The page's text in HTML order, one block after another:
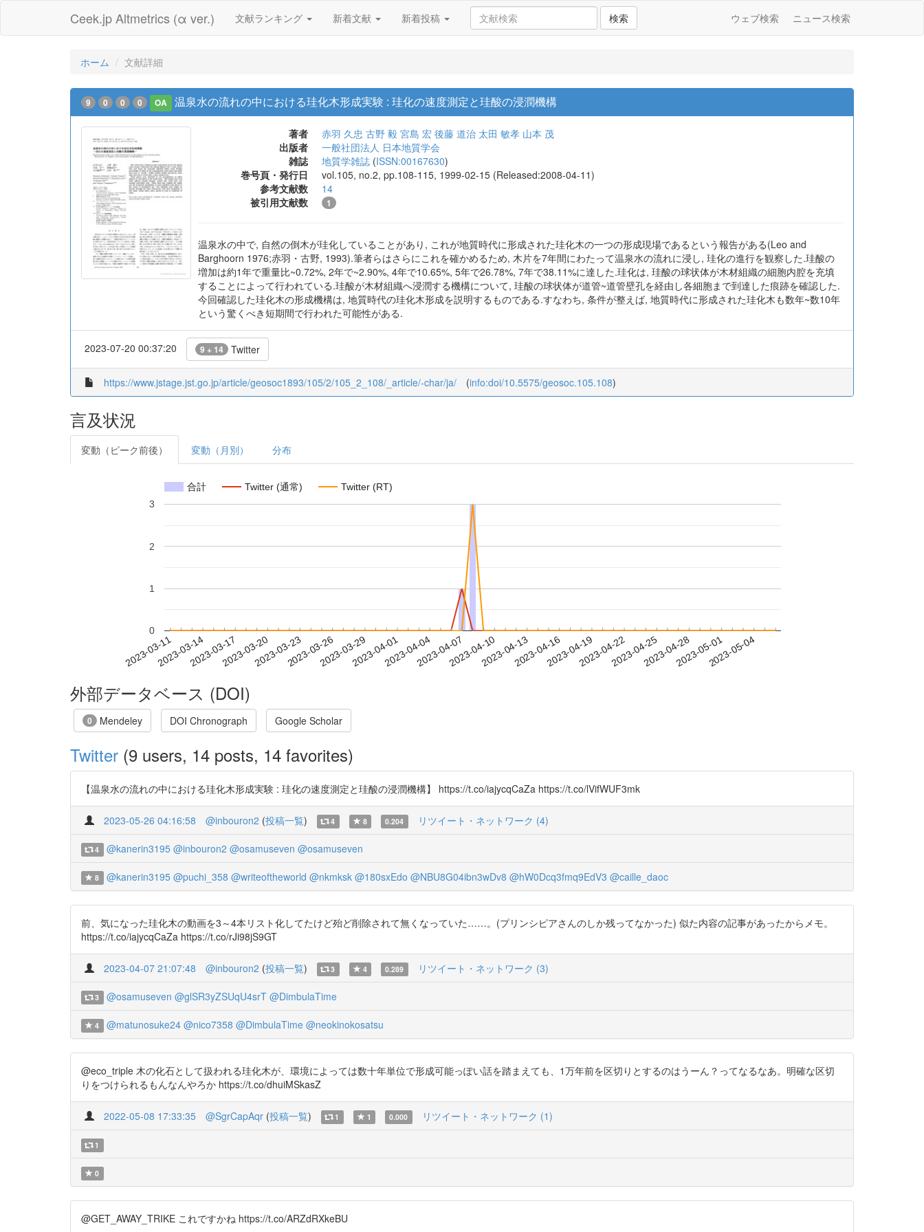
Ceek.jp Altmetrics (α ver.) 文献ランキング 新着文献 新着投稿 検索 ウェブ検索 ニュース検索
ホーム 文献詳細
9 0 0 0 OA 温泉水の流れの中における珪化木形成実験 : 珪化の速度測定と珪酸の浸潤機構
著者 赤羽 久忠 古野 毅 宮島 宏 後藤 道治 太田 敏孝 山本 茂
出版者
一般社団法人 日本地質学会
雑誌
地質学雑誌 (ISSN:00167630)
巻号頁・発行日
vol.105, no.2, pp.108-115, 1999-02-15 (Released:2008-04-11)
参考文献数
14
被引用文献数
1
温泉水の中で, 自然の倒木が珪化していることがあり, これが地質時代に形成された珪化木の一つの形成現場であるという報告がある(Leo and
Barghoorn 1976;赤羽・古野, 1993).筆者らはさらにこれを確かめるため, 木片を7年間にわたって温泉水の流れに浸し, 珪化の進行を観察した.珪酸の
増加は約1年で重量比~0.72%, 2年で~2.90%, 4年で10.65%, 5年で26.78%, 7年で38.11%に達した.珪化は, 珪酸の球状体が木材組織の細胞内腔を充填
することによって行われている.珪酸が木材組織へ浸潤する機構について, 珪酸の球状体が道管~道管壁孔を経由し各細胞まで到達した痕跡を確認した.
今回確認した珪化木の形成機構は, 地質時代の珪化木形成を説明するものである.すなわち, 条件が整えば, 地質時代に形成された珪化木も数年~数10年
という驚くべき短期間で行われた可能性がある.
2023-07-20 00:37:20 9 + 14 Twitter
https://www.jstage.jst.go.jp/article/geosoc1893/105/2/105_2_108/_article/-char/ja/ (info:doi/10.5575/geosoc.105.108)
言及状況
変動（ピーク前後） 変動（月別） 分布
合計 Twitter (通常) Twitter (RT)
2023-03-112023-03-142023-03-172023-03-202023-03-232023-03-262023-03-292023-04-012023-04-042023-04-072023-04-102023-04-132023-04-162023-04-192023-04-222023-04-252023-04-282023-05-012023-05-04
0
1
2
3
外部データベース (DOI)
0 Mendeley DOI Chronograph Google Scholar
Twitter (9 users, 14 posts, 14 favorites)
【温泉水の流れの中における珪化木形成実験 : 珪化の速度測定と珪酸の浸潤機構】 https://t.co/iajycqCaZa https://t.co/lVifWUF3mk
2023-05-26 04:16:58 @inbouron2 (投稿一覧) 4 8 0.204 リツイート・ネットワーク (4)
4 @kanerin3195 @inbouron2 @osamuseven @osamuseven
8 @kanerin3195 @puchi_358 @writeoftheworld @nkmksk @180sxEdo @NBU8G04ibn3wDv8 @hW0Dcq3fmq9EdV3 @caille_daoc
前、気になった珪化木の動画を3～4本リスト化してたけど殆ど削除されて無くなっていた……。(プリンシピアさんのしか残ってなかった) 似た内容の記事があったからメモ。
https://t.co/iajycqCaZa https://t.co/rJi98jS9GT
2023-04-07 21:07:48 @inbouron2 (投稿一覧) 3 4 0.289 リツイート・ネットワーク (3)
3 @osamuseven @glSR3yZSUqU4srT @DimbulaTime
4 @matunosuke24 @nico7358 @DimbulaTime @neokinokosatsu
@eco_triple 木の化石として扱われる珪化木が、環境によっては数十年単位で形成可能っぽい話を踏まえても、1万年前を区切りとするのはうーん？ってなるなあ。明確な区切
りをつけられるもんなんやろか https://t.co/dhuiMSkasZ
2022-05-08 17:33:35 @SgrCapAqr (投稿一覧) 1 1 0.000 リツイート・ネットワーク (1)
1
0
@GET_AWAY_TRIKE これですかね https://t.co/ARZdRXkeBU